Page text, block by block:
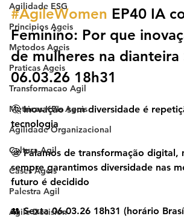
Agilidade ESG
Principios Ageis
Metodos Ageis
Praticas Ageis
Transformacao Agil
Metricas KPIs Ageis
Agilidade Organizacional
Cultura Agil
Cases Ageis
Palestra Agil
Agile Decision
#AgileWomen EP40 IA
Feminino: Por que
de mulheres na dianteira
06.03.26 18h31
🤔 Inovação sem diversidade é
tecnologia
😬 Falamos de transformação digital,
sempre garantimos diversidade nas
futuro é decidido
👥 Sexta 06.03.26 18h31 (horário